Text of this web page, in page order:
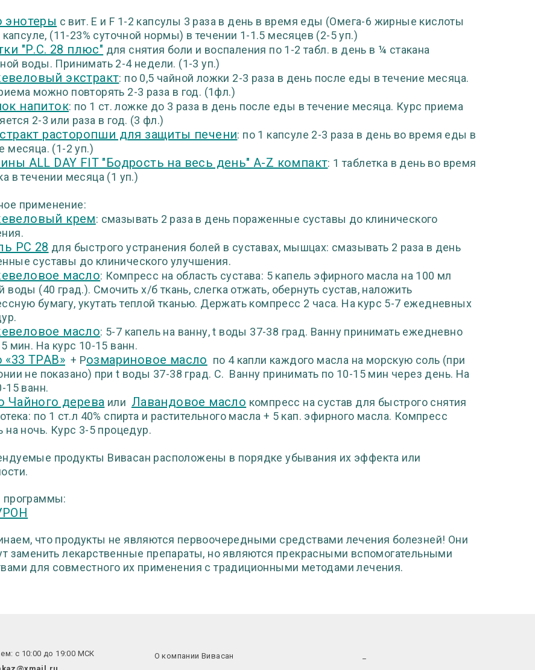
энотеры с вит. Е и F 1-2 капсулы 3 раза в день в время еды (Омега-6 жирные кислоты
капсуле, (11-23% суточной нормы) в течении 1-1.5 месяцев (2-5 уп.)
"Р.С. 28 плюс" для снятия боли и воспаления по 1-2 табл. в день в ¼ стакана
воды. Принимать 2-4 недели. (1-3 уп.)
экстракт: по 0,5 чайной ложки 2-3 раза в день после еды в течение месяца.
можно повторять 2-3 раза в год. (1фл.)
напиток: по 1 ст. ложке до 3 раза в день после еды в течение месяца. Курс приема
2-3 или раза в год. (3 фл.)
расторопши для защиты печени: по 1 капсуле 2-3 раза в день во время еды в
месяца. (1-2 уп.)
ALL DAY FIT "Бодрость на весь день" A-Z компакт: 1 таблетка в день во время
в течении месяца (1 уп.)
применение:
крем: смазывать 2 раза в день пораженные суставы до клинического
РС 28 для быстрого устранения болей в суставах, мышцах: смазывать 2 раза в день
суставы до клинического улучшения.
масло: Компресс на область сустава: 5 капель эфирного масла на 100 мл
воды (40 град.). Смочить х/б ткань, слегка отжать, обернуть сустав, наложить
бумагу, укутать теплой тканью. Держать компресс 2 часа. На курс 5-7 ежедневных
масло: 5-7 капель на ванну, t воды 37-38 град. Ванну принимать ежедневно
мин. На курс 10-15 ванн.
«33 ТРАВ» + Розмариновое масло по 4 капли каждого масла на морскую соль (при
не показано) при t воды 37-38 град. С. Ванну принимать по 10-15 мин через день. На
15 ванн.
Чайного дерева или Лавандовое масло компресс на сустав для быстрого снятия
по 1 ст.л 40% спирта и растительного масла + 5 кап. эфирного масла. Компресс
на ночь. Курс 3-5 процедур.
продукты Вивасан расположены в порядке убывания их эффекта или
программы:
что продукты не являются первоочередными средствами лечения болезней! Они
заменить лекарственные препараты, но являются прекрасными вспомогательными
для совместного их применения с традиционными методами лечения.
с 10:00 до 19:00 МСК
О компании Вивасан